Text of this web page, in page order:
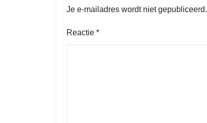
Je e-mailadres wordt niet gepubliceerd.
Reactie *